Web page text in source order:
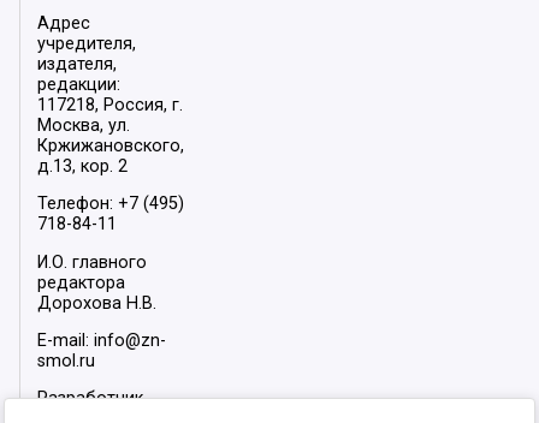
Адрес
учредителя,
издателя,
редакции:
117218, Россия, г.
Москва, ул.
Кржижановского,
д.13, кор. 2
Телефон: +7 (495)
718-84-11
И.О. главного
редактора
Дорохова Н.В.
E-mail: info@zn-
smol.ru
Разработчик